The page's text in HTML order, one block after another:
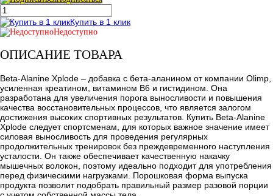
Купить в 1 клик
Недоступно
ОПИСАНИЕ ТОВАРА
Beta-Alanine Xplode – добавка с бета-аланином от компании Olimp,
усиленная креатином, витамином В6 и гистидином. Она
разработана для увеличения порога выносливости и повышения
качества восстановительных процессов, что является залогом
достижения высоких спортивных результатов. Купить Beta-Alanine
Xplode следует спортсменам, для которых важное значение имеет
силовая выносливость для проведения регулярных
продолжительных тренировок без преждевременного наступления
усталости. Он также обеспечивает качественную накачку
мышечных волокон, поэтому идеально подходит для употребления
перед физическими нагрузками. Порошковая форма выпуска
продукта позволит подобрать правильный размер разовой порции